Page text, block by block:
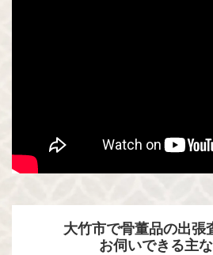
大竹市で骨董品の出張
お伺いできる主